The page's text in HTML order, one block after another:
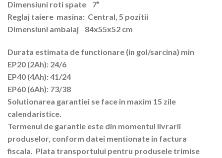
Dimensiuni roti spate 7”
Reglaj taiere masina: Central, 5 pozitii
Dimensiuni ambalaj 84x55x52 cm
Durata estimata de functionare (in gol/sarcina) min
EP20 (2Ah): 24/6
EP40 (4Ah): 41/24
EP60 (6Ah): 73/38
Solutionarea garantiei se face in maxim 15 zile
calendaristice.
Termenul de garantie este din momentul livrarii
produselor, conform datei mentionate in factura
fiscala. Plata transportului pentru produsele trimise